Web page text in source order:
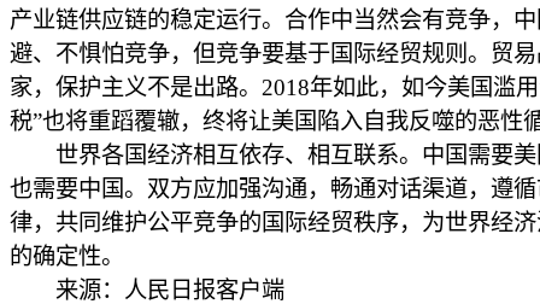
产业链供应链的稳定运行。合作中当然会有竞争，
避、不惧怕竞争，但竞争要基于国际经贸规则。贸
家，保护主义不是出路。2018年如此，如今美国滥
税”也将重蹈覆辙，终将让美国陷入自我反噬的恶性
世界各国经济相互依存、相互联系。中国需要美
也需要中国。双方应加强沟通，畅通对话渠道，遵
律，共同维护公平竞争的国际经贸秩序，为世界经
的确定性。
来源：人民日报客户端